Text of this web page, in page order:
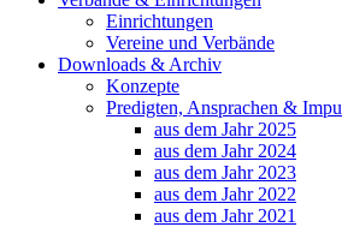
Einrichtungen
Vereine und Verbände
Downloads & Archiv
Konzepte
Predigten, Ansprachen &
aus dem Jahr 2025
aus dem Jahr 2024
aus dem Jahr 2023
aus dem Jahr 2022
aus dem Jahr 2021